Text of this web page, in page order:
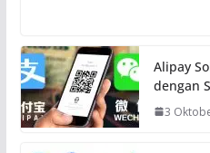
Alipay
dengan
3